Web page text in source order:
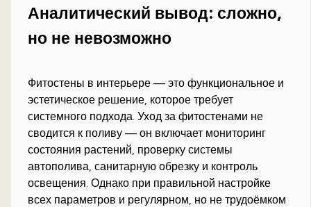
Аналитический вывод: сложно,
но не невозможно
Фитостены в интерьере — это функциональное и
эстетическое решение, которое требует
системного подхода. Уход за фитостенами не
сводится к поливу — он включает мониторинг
состояния растений, проверку системы
автополива, санитарную обрезку и контроль
освещения. Однако при правильной настройке
всех параметров и регулярном, но не трудоёмком